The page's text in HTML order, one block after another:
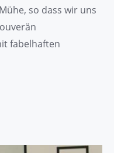
so dass wir uns
fabelhaften